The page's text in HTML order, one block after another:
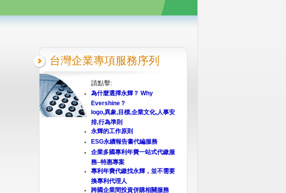
台灣企業專項服務序列
請點擊:
為什麼選擇永輝？ Why
Evershine？
logo,異象,目標,企業文化,人事安
排,行為準則
永輝的工作原則
ESG永續報告書代編服務
企業多國專利年費一站式代繳服
務–特惠專案
專利年費代繳找永輝，並不需要
換專利代理人
跨國企業間投資併購相關服務